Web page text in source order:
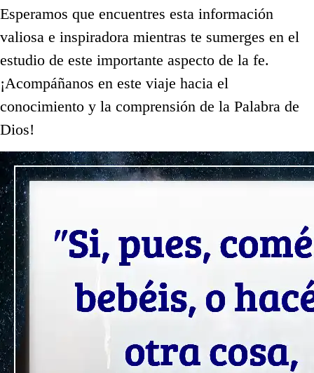
Esperamos que encuentres esta información
valiosa e inspiradora mientras te sumerges en el
estudio de este importante aspecto de la fe.
¡Acompáñanos en este viaje hacia el
conocimiento y la comprensión de la Palabra de
Dios!